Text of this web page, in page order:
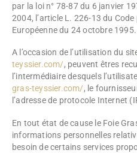
par la loi n° 78-87 du 6 janvier
2004, l’article L. 226-13 du
Européenne du 24 octobre 1995.
A l’occasion de l’utilisation du
teyssier.com/, peuvent êtres
l’intermédiaire desquels
gras-teyssier.com/, le
l’adresse de protocole Internet
En tout état de cause le Foie
informations personnelles
besoin de certains services